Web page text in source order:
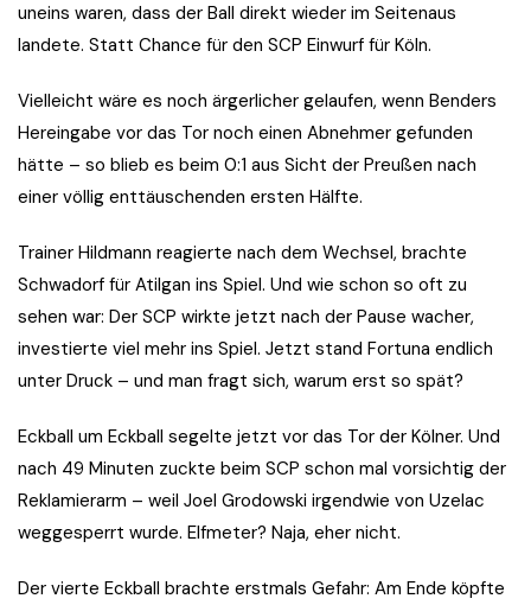
uneins waren, dass der Ball direkt wieder im Seitenaus
landete. Statt Chance für den SCP Einwurf für Köln.
Vielleicht wäre es noch ärgerlicher gelaufen, wenn Benders
Hereingabe vor das Tor noch einen Abnehmer gefunden
hätte – so blieb es beim 0:1 aus Sicht der Preußen nach
einer völlig enttäuschenden ersten Hälfte.
Trainer Hildmann reagierte nach dem Wechsel, brachte
Schwadorf für Atilgan ins Spiel. Und wie schon so oft zu
sehen war: Der SCP wirkte jetzt nach der Pause wacher,
investierte viel mehr ins Spiel. Jetzt stand Fortuna endlich
unter Druck – und man fragt sich, warum erst so spät?
Eckball um Eckball segelte jetzt vor das Tor der Kölner. Und
nach 49 Minuten zuckte beim SCP schon mal vorsichtig der
Reklamierarm – weil Joel Grodowski irgendwie von Uzelac
weggesperrt wurde. Elfmeter? Naja, eher nicht.
Der vierte Eckball brachte erstmals Gefahr: Am Ende köpfte